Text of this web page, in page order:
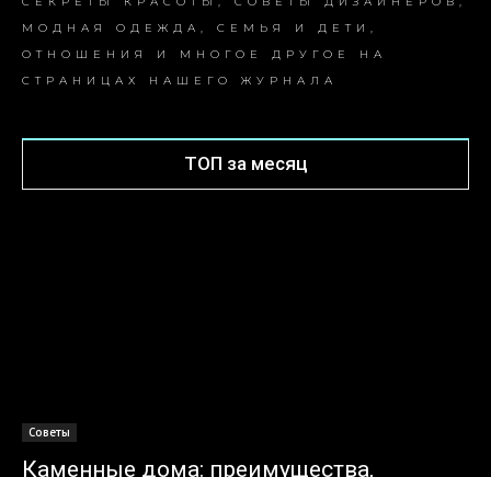
МОДНАЯ ОДЕЖДА, СЕМЬЯ И ДЕТИ,
ОТНОШЕНИЯ И МНОГОЕ ДРУГОЕ НА
СТРАНИЦАХ НАШЕГО ЖУРНАЛА
ТОП за месяц
Советы
Каменные дома: преимущества,